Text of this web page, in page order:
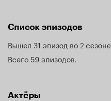
Список эпизодов
Вышел 31 эпизод во 2 сезоне
Всего 59 эпизодов
Актёры